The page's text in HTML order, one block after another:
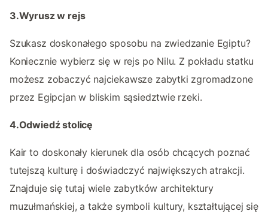
3.Wyrusz w rejs
Szukasz doskonałego sposobu na zwiedzanie Egiptu?
Koniecznie wybierz się w rejs po Nilu. Z pokładu statku
możesz zobaczyć najciekawsze zabytki zgromadzone
przez Egipcjan w bliskim sąsiedztwie rzeki.
4.Odwiedź stolicę
Kair to doskonały kierunek dla osób chcących poznać
tutejszą kulturę i doświadczyć największych atrakcji.
Znajduje się tutaj wiele zabytków architektury
muzułmańskiej, a także symboli kultury, kształtującej się